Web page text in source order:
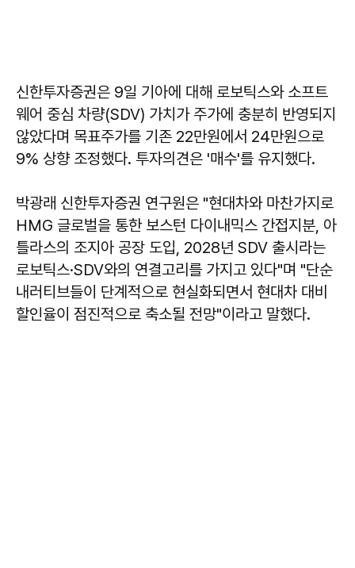
신한투자증권은 9일 기아에 대해 로보틱스와 소프트
웨어 중심 차량(SDV) 가치가 주가에 충분히 반영되지
않았다며 목표주가를 기존 22만원에서 24만원으로
9% 상향 조정했다. 투자의견은 '매수'를 유지했다.
박광래 신한투자증권 연구원은 "현대차와 마찬가지로
HMG 글로벌을 통한 보스턴 다이내믹스 간접지분, 아
틀라스의 조지아 공장 도입, 2028년 SDV 출시라는
로보틱스·SDV와의 연결고리를 가지고 있다"며 "단순
내러티브들이 단계적으로 현실화되면서 현대차 대비
할인율이 점진적으로 축소될 전망"이라고 말했다.